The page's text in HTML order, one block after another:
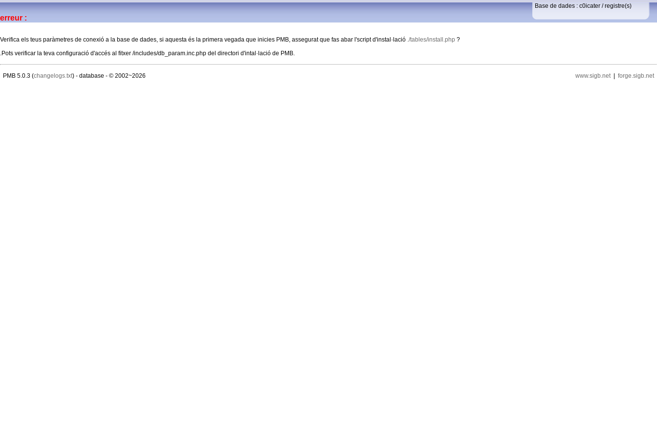
Base de dades : c0icater /registre(s)
erreur :
Verifica els teus paràmetres de conexió a la base de dades, si aquesta és la primera vegada que inicies PMB, assegurat que fas abar l'script d'instal·lació ./tables/install.php ?
.Pots verificar la teva configuració d'accés al fitxer /includes/db_param.inc.php del directori d'intal·lació de PMB.
PMB 5.0.3 (changelogs.txt) - database - © 2002~2026 www.sigb.net| forge.sigb.net